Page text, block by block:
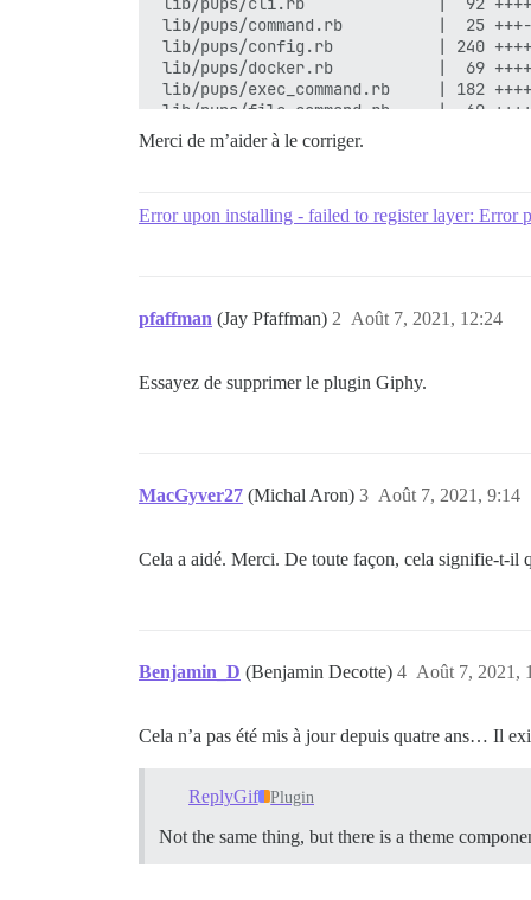
Merci de m’aider à le corriger.
Error upon installing - failed to register layer: Error
pfaffman (Jay Pfaffman) Août 7, 2021, 12:24
2
Essayez de supprimer le plugin Giphy.
MacGyver27 (Michal Aron) Août 7, 2021, 9:14
3
Cela a aidé. Merci. De toute façon, cela signifie-t-il
Benjamin_D (Benjamin Decotte) Août 7, 2021,
4
Cela n’a pas été mis à jour depuis quatre ans… Il
ReplyGif Plugin
Not the same thing, but there is a theme